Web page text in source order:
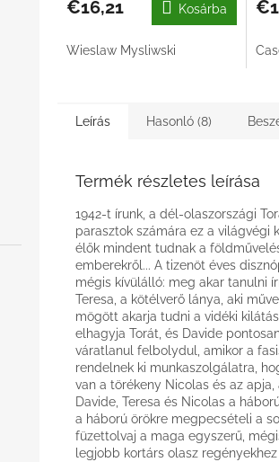
€16,21 Kosárba
Wieslaw Mysliwski
Leírás Hasonló (8)
Termék részletes leírása
1942-t írunk, a dél-olaszországi
parasztok számára ez a világvégi
élők mindent tudnak a
emberekről... A tizenöt éves
mégis kívülálló: meg akar tanulni
Teresa, a kötélverő lánya, aki
mögött akarja tudni a vidéki
elhagyja Torát, és Davide
váratlanul felbolydul, amikor a
rendelnek ki munkaszolgálatra,
van a törékeny Nicolas és az
Davide, Teresa és Nicolas a
a háború örökre megpecsételi a
füzettolvaj a maga egyszerű,
legjobb kortárs olasz